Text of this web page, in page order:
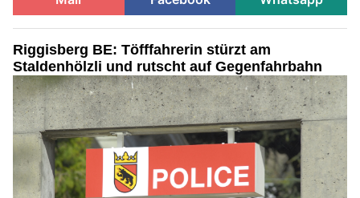
Riggisberg BE: Töfffahrerin stürzt am
Staldenhölzli und rutscht auf Gegenfahrbahn